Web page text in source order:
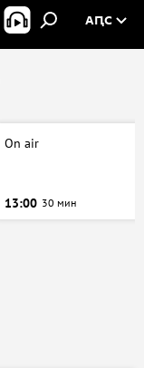
АԤС
On air
13:00 30 мин